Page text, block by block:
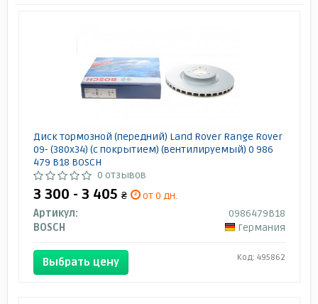
Диск тормозной (передний) Land Rover Range Rover
09- (380x34) (с покрытием) (вентилируемый) 0 986
479 B18 BOSCH
0 отзывов
3 300 - 3 405 ₴
от 0 дн.
Артикул:
0986479B18
BOSCH
Германия
Выбрать цену Код: 495862